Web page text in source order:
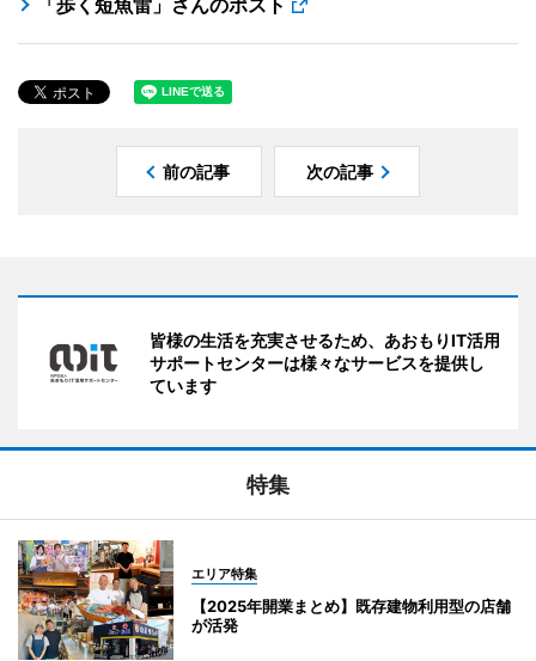
前の記事 次の記事
皆様の生活を充実させるため、あおもりIT活用
サポートセンターは様々なサービスを提供し
ています
特集
エリア特集
【2025年開業まとめ】既存建物利用型の店舗
が活発